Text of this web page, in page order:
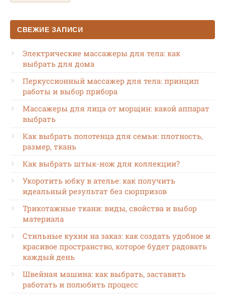
СВЕЖИЕ ЗАПИСИ
Электрические массажеры для тела: как
выбрать для дома
Перкуссионный массажер для тела: принцип
работы и выбор прибора
Массажеры для лица от морщин: какой аппарат
выбрать
Как выбрать полотенца для семьи: плотность,
размер, ткань
Как выбрать штык-нож для коллекции?
Укоротить юбку в ателье: как получить
идеальный результат без сюрпризов
Трикотажные ткани: виды, свойства и выбор
материала
Стильные кухни на заказ: как создать удобное и
красивое пространство, которое будет радовать
каждый день
Швейная машина: как выбрать, заставить
работать и полюбить процесс